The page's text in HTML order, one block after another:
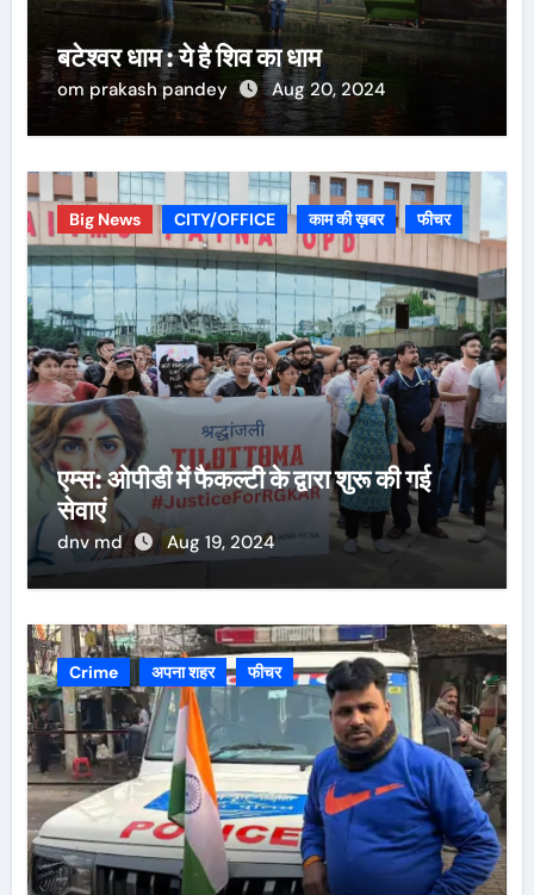
बटेश्वर धाम : ये है शिव का धाम
om prakash pandey Aug 20, 2024
Big News CITY/OFFICE काम की ख़बर फीचर
एम्स: ओपीडी में फैकल्टी के द्वारा शुरू की गई
सेवाएं
dnv md Aug 19, 2024
Crime अपना शहर फीचर